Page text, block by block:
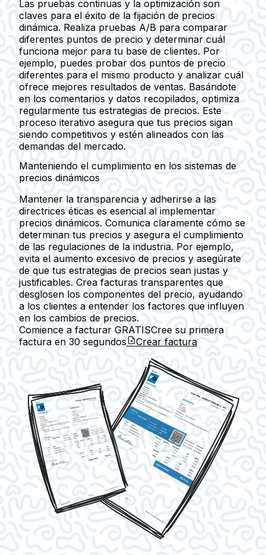
Las pruebas continuas y la optimización son
claves para el éxito de la fijación de precios
dinámica. Realiza pruebas A/B para comparar
diferentes puntos de precio y determinar cuál
funciona mejor para tu base de clientes. Por
ejemplo, puedes probar dos puntos de precio
diferentes para el mismo producto y analizar cuál
ofrece mejores resultados de ventas. Basándote
en los comentarios y datos recopilados, optimiza
regularmente tus estrategias de precios. Este
proceso iterativo asegura que tus precios sigan
siendo competitivos y estén alineados con las
demandas del mercado.
Manteniendo el cumplimiento en los sistemas de
precios dinámicos
Mantener la transparencia y adherirse a las
directrices éticas es esencial al implementar
precios dinámicos. Comunica claramente cómo se
determinan tus precios y asegura el cumplimiento
de las regulaciones de la industria. Por ejemplo,
evita el aumento excesivo de precios y asegúrate
de que tus estrategias de precios sean justas y
justificables. Crea facturas transparentes que
desglosen los componentes del precio, ayudando
a los clientes a entender los factores que influyen
en los cambios de precios.
Comience a facturar GRATISCree su primera
factura en 30 segundos Crear factura